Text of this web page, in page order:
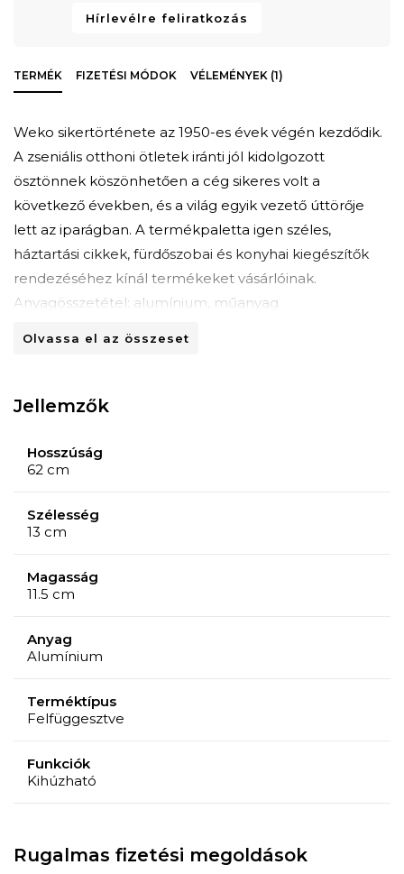
Hírlevélre feliratkozás
TERMÉK FIZETÉSI MÓDOK VÉLEMÉNYEK (1)
Weko sikertörténete az 1950-es évek végén kezdődik.
A zseniális otthoni ötletek iránti jól kidolgozott
ösztönnek köszönhetően a cég sikeres volt a
következő években, és a világ egyik vezető úttörője
lett az iparágban. A termékpaletta igen széles,
háztartási cikkek, fürdőszobai és konyhai kiegészítők
rendezéséhez kínál termékeket vásárlóinak.
Anyagösszetétel: alumínium, műanyag.
Olvassa el az összeset
Jellemzők
Hosszúság
62 cm
Szélesség
13 cm
Magasság
11.5 cm
Anyag
Alumínium
Terméktípus
Felfüggesztve
Funkciók
Kihúzható
Rugalmas fizetési megoldások